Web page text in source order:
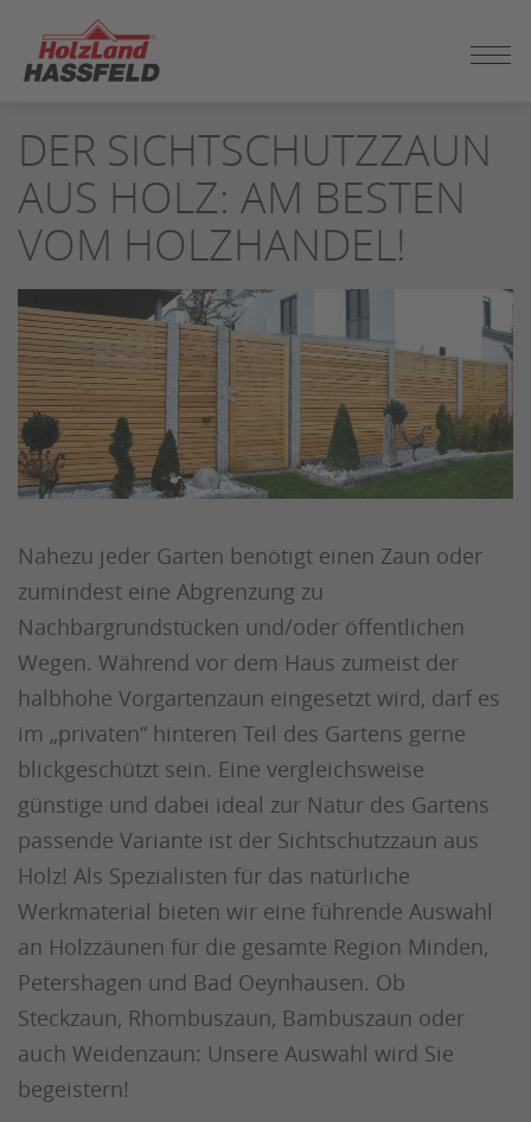
SEITENINHALT
SPRINGEN
DER SICHTSCHUTZZAUN
AUS HOLZ: AM BESTEN
VOM HOLZHANDEL!
Nahezu jeder Garten benötigt einen Zaun oder
zumindest eine Abgrenzung zu
Nachbargrundstücken und/oder öffentlichen
Wegen. Während vor dem Haus zumeist der
halbhohe Vorgartenzaun eingesetzt wird, darf es
im „privaten“ hinteren Teil des Gartens gerne
blickgeschützt sein. Eine vergleichsweise
günstige und dabei ideal zur Natur des Gartens
passende Variante ist der Sichtschutzzaun aus
Holz! Als Spezialisten für das natürliche
Werkmaterial bieten wir eine führende Auswahl
an Holzzäunen für die gesamte Region Minden,
Petershagen und Bad Oeynhausen. Ob
Steckzaun, Rhombuszaun, Bambuszaun oder
auch Weidenzaun: Unsere Auswahl wird Sie
begeistern!